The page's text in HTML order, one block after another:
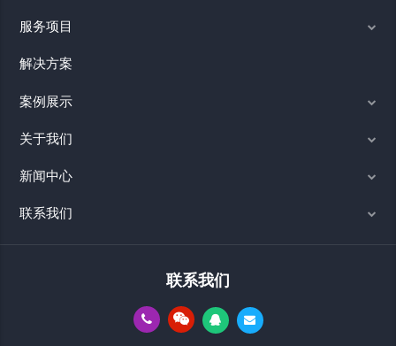
服务项目
解决方案
案例展示
关于我们
新闻中心
联系我们
联系我们